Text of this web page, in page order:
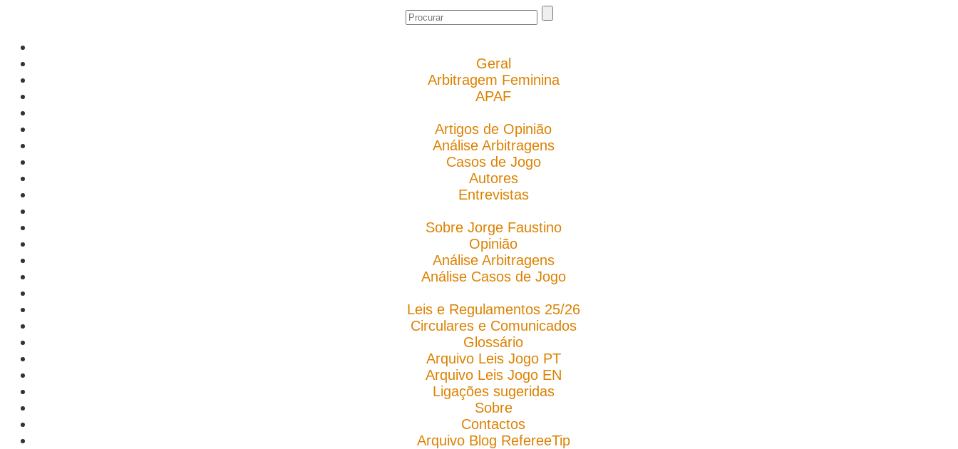
Geral
Arbitragem Feminina
APAF
Artigos de Opinião
Análise Arbitragens
Casos de Jogo
Autores
Entrevistas
Sobre Jorge Faustino
Opinião
Análise Arbitragens
Análise Casos de Jogo
Leis e Regulamentos 25/26
Circulares e Comunicados
Glossário
Arquivo Leis Jogo PT
Arquivo Leis Jogo EN
Ligações sugeridas
Sobre
Contactos
Arquivo Blog RefereeTip